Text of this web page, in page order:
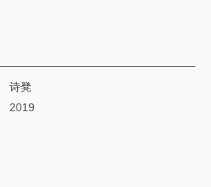
诗凳
2019